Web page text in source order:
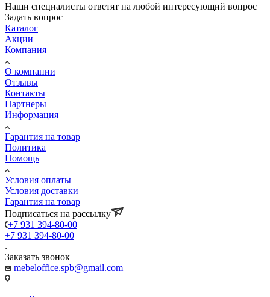
Наши специалисты ответят на любой интересующий вопрос
Задать вопрос
Каталог
Акции
Компания
О компании
Отзывы
Контакты
Партнеры
Информация
Гарантия на товар
Политика
Помощь
Условия оплаты
Условия доставки
Гарантия на товар
Подписаться на рассылку
+7 931 394-80-00
+7 931 394-80-00
Заказать звонок
mebeloffice.spb@gmail.com